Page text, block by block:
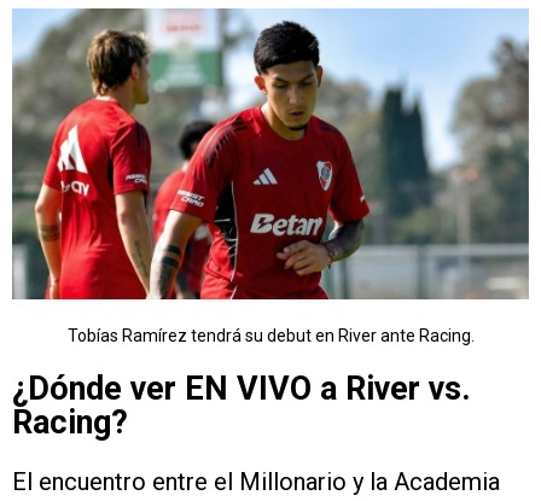
Tobías Ramírez tendrá su debut en River ante Racing.
¿Dónde ver EN VIVO a River vs.
Racing?
El encuentro entre el Millonario y la Academia